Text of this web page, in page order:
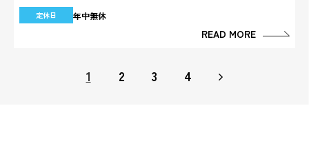
定休日 年中無休
READ MORE
1 2 3 4